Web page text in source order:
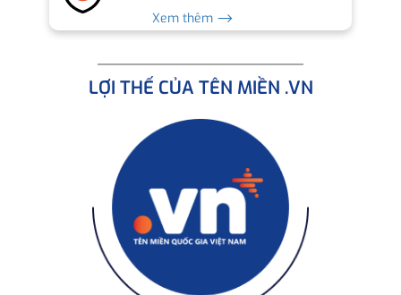
Xem thêm ⟶
LỢI THẾ CỦA TÊN MIỀN .VN